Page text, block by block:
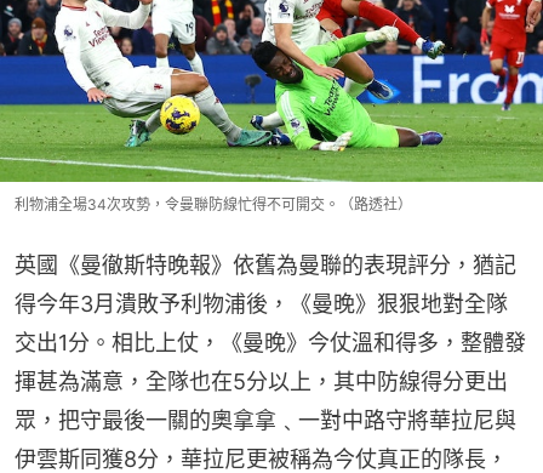
利物浦全場34次攻勢，令曼聯防線忙得不可開交。（路透社）
英國《曼徹斯特晚報》依舊為曼聯的表現評分，猶記
得今年3月潰敗予利物浦後，《曼晚》狠狠地對全隊
交出1分。相比上仗，《曼晚》今仗溫和得多，整體發
揮甚為滿意，全隊也在5分以上，其中防線得分更出
眾，把守最後一關的奧拿拿﹑一對中路守將華拉尼與
伊雲斯同獲8分，華拉尼更被稱為今仗真正的隊長，